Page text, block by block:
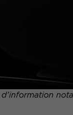
d'information